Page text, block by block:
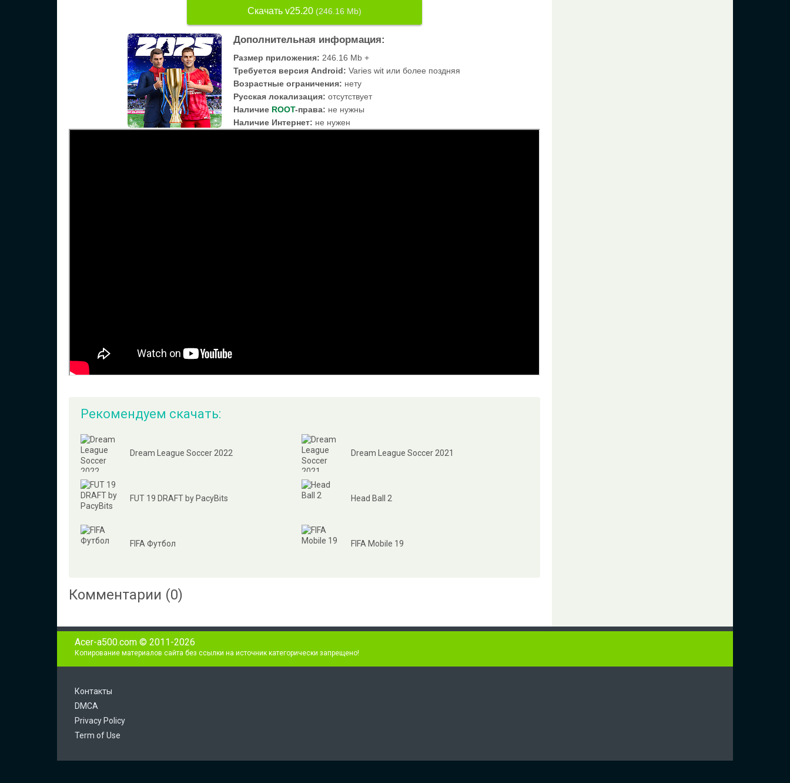
Скачать v25.20 (246.16 Mb)
Дополнительная информация:
Размер приложения: 246.16 Mb +
Требуется версия Android: Varies wit или более поздняя
Возрастные ограничения: нету
Русская локализация: отсутствует
Наличие ROOT-права: не нужны
Наличие Интернет: не нужен
Рекомендуем скачать:
Dream League Soccer 2022 Dream League Soccer 2021
FUT 19 DRAFT by PacyBits Head Ball 2
FIFA Футбол FIFA Mobile 19
Комментарии (0)
Acer-a500.com © 2011-2026
Копирование материалов сайта без ссылки на источник категорически запрещено!
Контакты
DMCA
Privacy Policy
Term of Use